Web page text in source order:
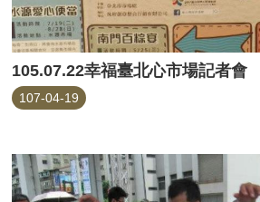
105.07.22幸福臺北心市場記者會
107-04-19